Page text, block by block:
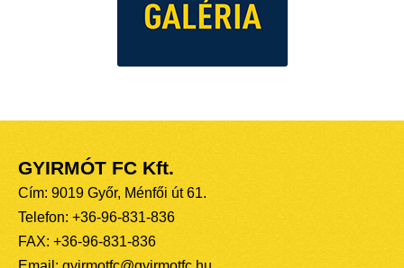
GYIRMÓT FC Kft.
Cím: 9019 Győr, Ménfői út 61.
Telefon: +36-96-831-836
FAX: +36-96-831-836